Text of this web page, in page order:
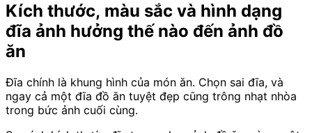
Kích thước, màu sắc và hình dạng
đĩa ảnh hưởng thế nào đến ảnh đồ
ăn
Đĩa chính là khung hình của món ăn. Chọn sai đĩa, và
ngay cả một đĩa đồ ăn tuyệt đẹp cũng trông nhạt nhòa
trong bức ảnh cuối cùng.